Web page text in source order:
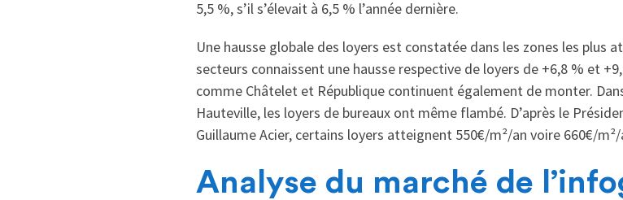
5,5 %, s’il s’élevait à 6,5 % l’année dernière.
Une hausse globale des loyers est constatée dans les zones les plus
secteurs connaissent une hausse respective de loyers de +6,8 % et
comme Châtelet et République continuent également de monter.
Hauteville, les loyers de bureaux ont même flambé. D’après le
Guillaume Acier, certains loyers atteignent 550€/m²/an voire 660€/m²/
Analyse du marché de